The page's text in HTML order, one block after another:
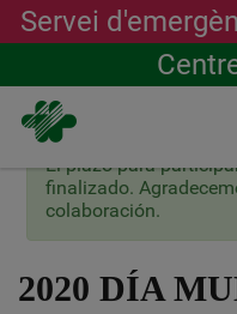
contingut
Servei
2020 DÍA
Missatge
d'estat
El plazo para
finalizado.
colaboración.